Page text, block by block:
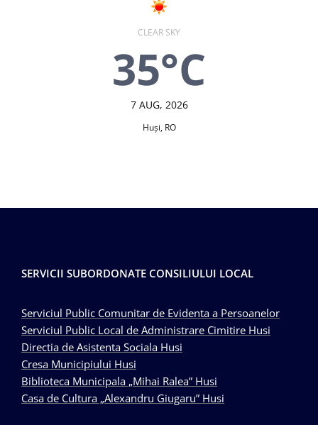
CLEAR SKY
35°C
7 AUG, 2026
Huşi, RO
SERVICII SUBORDONATE CONSILIULUI LOCAL
Serviciul Public Comunitar de Evidenta a Persoanelor
Serviciul Public Local de Administrare Cimitire Husi
Directia de Asistenta Sociala Husi
Cresa Municipiului Husi
Biblioteca Municipala „Mihai Ralea” Husi
Casa de Cultura „Alexandru Giugaru” Husi